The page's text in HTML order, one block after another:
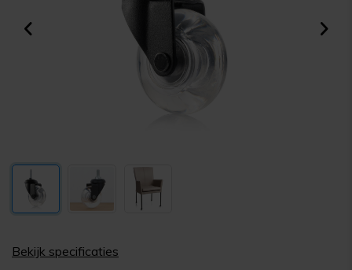
Bekijk specificaties